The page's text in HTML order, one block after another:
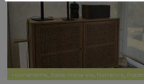
Humanisme, Josep Maria Via, Narrativa,